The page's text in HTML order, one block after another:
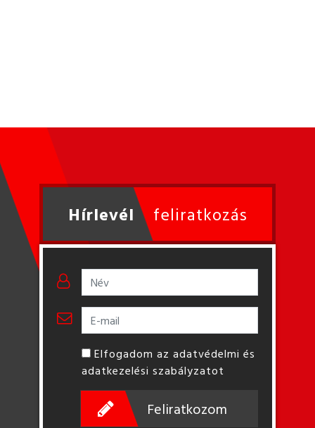
Hírlevél feliratkozás
Elfogadom az adatvédelmi és
adatkezelési szabályzatot
Feliratkozom